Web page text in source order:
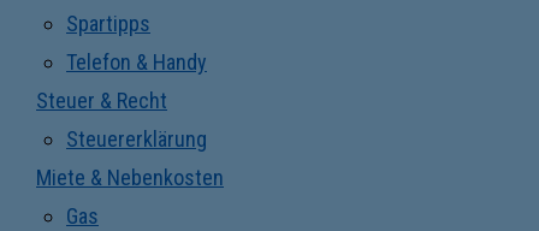
Spartipps
Telefon & Handy
Steuer & Recht
Steuererklärung
Miete & Nebenkosten
Gas